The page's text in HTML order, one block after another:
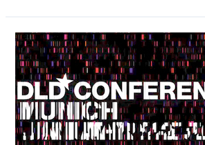
„Magic
Moments
–
Die
große
Quizshow“